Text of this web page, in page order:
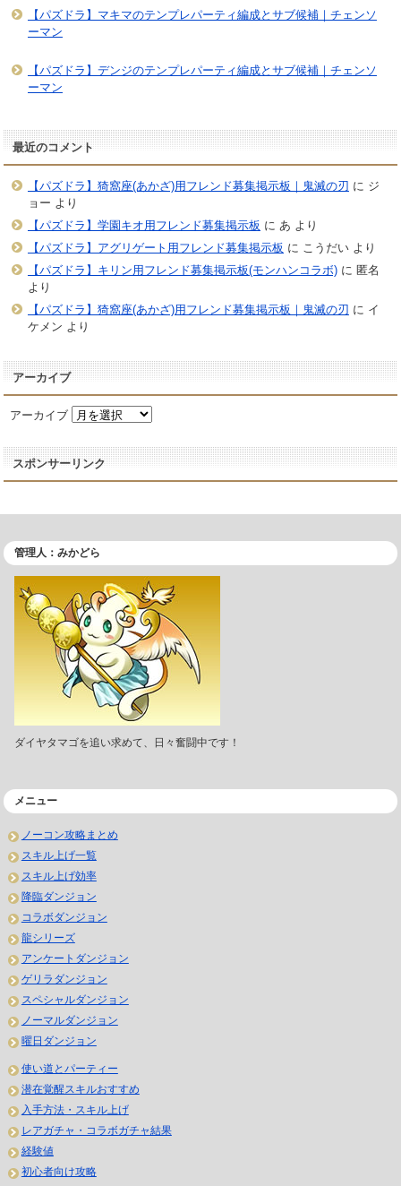
【パズドラ】マキマのテンプレパーティ編成とサブ候補｜チェンソ
ーマン
【パズドラ】デンジのテンプレパーティ編成とサブ候補｜チェンソ
ーマン
最近のコメント
【パズドラ】猗窩座(あかざ)用フレンド募集掲示板｜鬼滅の刃 に ジ
ョー より
【パズドラ】学園キオ用フレンド募集掲示板 に あ より
【パズドラ】アグリゲート用フレンド募集掲示板 に こうだいより
【パズドラ】キリン用フレンド募集掲示板(モンハンコラボ)に 匿名
より
【パズドラ】猗窩座(あかざ)用フレンド募集掲示板｜鬼滅の刃 に イ
ケメン より
アーカイブ
アーカイブ
スポンサーリンク
管理人：みかどら
ダイヤタマゴを追い求めて、日々奮闘中です！
メニュー
ノーコン攻略まとめ
スキル上げ一覧
スキル上げ効率
降臨ダンジョン
コラボダンジョン
龍シリーズ
アンケートダンジョン
ゲリラダンジョン
スペシャルダンジョン
ノーマルダンジョン
曜日ダンジョン
使い道とパーティー
潜在覚醒スキルおすすめ
入手方法・スキル上げ
レアガチャ・コラボガチャ結果
経験値
初心者向け攻略